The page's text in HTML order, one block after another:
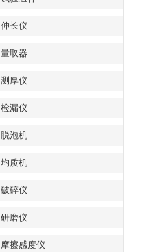
伸长仪
量取器
测厚仪
检漏仪
脱泡机
均质机
破碎仪
研磨仪
摩擦感度仪